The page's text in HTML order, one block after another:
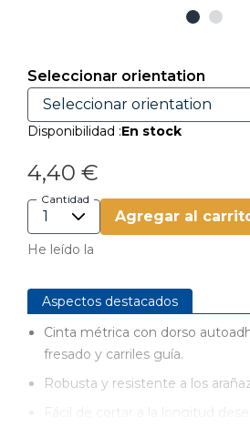
Seleccionar orientation
Disponibilidad :En stock
4,40 €
Cantidad
Agregar al
He leído la
Aspectos destacados
Cinta métrica con dorso
fresado y carriles guía.
Robusta y resistente a los